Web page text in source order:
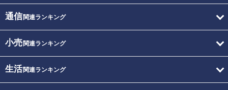
通信関連ランキング
小売関連ランキング
生活関連ランキング